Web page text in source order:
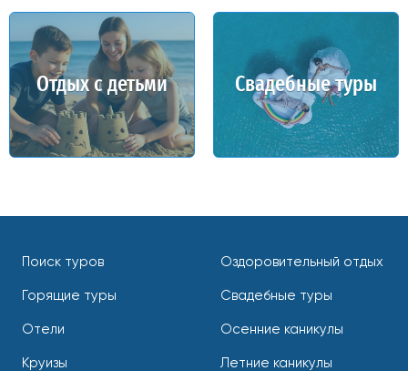
Отдых с детьми Свадебные туры
Поиск туров
Горящие туры
Отели
Круизы
Оздоровительный отдых
Свадебные туры
Осенние каникулы
Летние каникулы